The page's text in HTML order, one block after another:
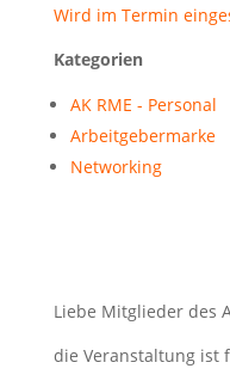
Wird im Termin
Kategorien
AK RME - Personal
Arbeitgebermarke
Networking
Liebe Mitglieder des
die Veranstaltung ist